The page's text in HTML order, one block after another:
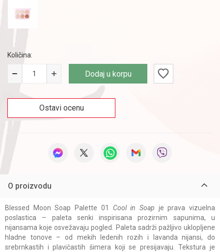
Količina:
Dodaj u korpu
Ostavi ocenu
O proizvodu
Blessed Moon Soap Palette 01 Cool in Soap je prava vizuelna
poslastica – paleta senki inspirisana prozirnim sapunima, u
nijansama koje osvežavaju pogled. Paleta sadrži pažljivo uklopljene
hladne tonove – od mekih ledenih rozih i lavanda nijansi, do
srebrnkastih i plavičastih šimera koji se presijavaju. Tekstura je